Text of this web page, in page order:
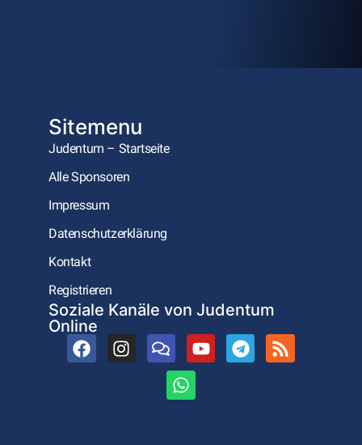
Sitemenu
Judentum – Startseite
Alle Sponsoren
Impressum
Datenschutzerklärung
Kontakt
Registrieren
Soziale Kanäle von Judentum
Online